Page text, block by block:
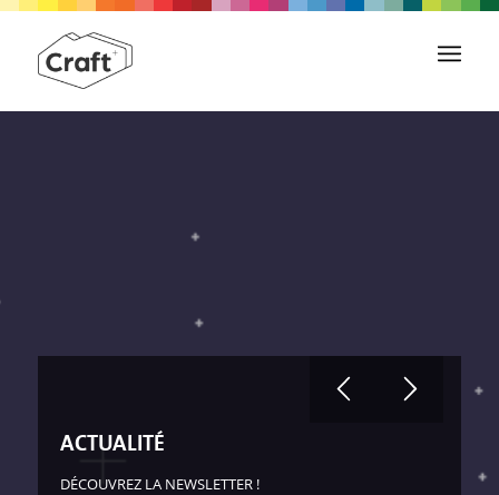
ACTUALITÉ
DÉCOUVREZ LA NEWSLETTER !